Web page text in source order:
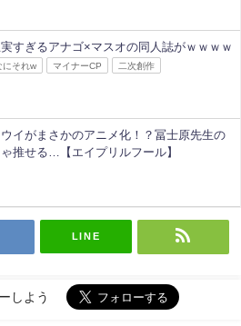
すぎるアナゴ×マスオの同人誌がｗｗｗｗ
にそれw マイナーCP 二次創作
イがまさかのアニメ化！？冨士原先生の
推せる…【エイプリルフール】
LINE
しよう